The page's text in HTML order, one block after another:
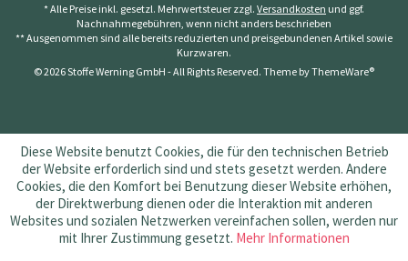
* Alle Preise inkl. gesetzl. Mehrwertsteuer zzgl. Versandkosten und ggf.
Nachnahmegebühren, wenn nicht anders beschrieben
** Ausgenommen sind alle bereits reduzierten und preisgebundenen Artikel sowie
Kurzwaren.
© 2026 Stoffe Werning GmbH - All Rights Reserved. Theme byThemeWare®
Diese Website benutzt Cookies, die für den technischen Betrieb
der Website erforderlich sind und stets gesetzt werden. Andere
Cookies, die den Komfort bei Benutzung dieser Website erhöhen,
der Direktwerbung dienen oder die Interaktion mit anderen
Websites und sozialen Netzwerken vereinfachen sollen, werden nur
mit Ihrer Zustimmung gesetzt. Mehr Informationen